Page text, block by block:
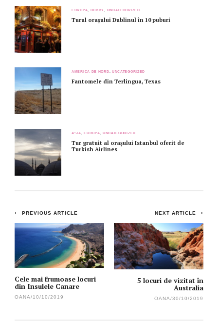
EUROPA, HOBBY, UNCATEGORIZED
Turul orașului Dublinul în 10 puburi
AMERICA DE NORD, UNCATEGORIZED
Fantomele din Terlingua, Texas
ASIA, EUROPA, UNCATEGORIZED
Tur gratuit al orașului Istanbul oferit de
Turkish Airlines
Post
navigation
NEXT ARTICLE
5 locuri de vizitat în
Australia
OANA/30/10/2019
PREVIOUS ARTICLE
Cele mai frumoase locuri
din Insulele Canare
OANA/10/10/2019